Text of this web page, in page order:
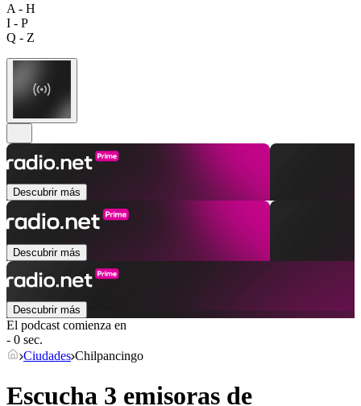
A - H
I - P
Q - Z
Descubrir más
Descubrir más
Descubrir más
El podcast comienza en
- 0 sec.
Ciudades Chilpancingo
Escucha 3 emisoras de